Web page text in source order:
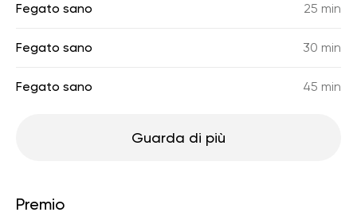
Fegato sano 25 min
Fegato sano 30 min
Fegato sano 45 min
Guarda di più
Premio